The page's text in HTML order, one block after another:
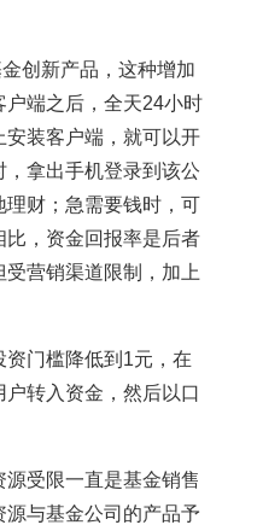
创新产品，这种增加
端之后，全天24小时
装客户端，就可以开
，拿出手机登录到该公
财；急需要钱时，可
比，资金回报率是后者
营销渠道限制，加上
门槛降低到1元，在
转入资金，然后以口
受限一直是基金销售
与基金公司的产品予